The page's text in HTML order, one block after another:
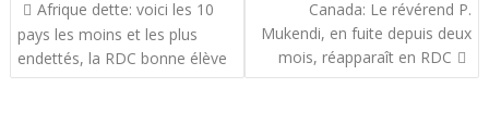
de
l’article
Afrique dette: voici les 10
pays les moins et les plus
endettés, la RDC bonne élève
Canada: Le révérend P.
Mukendi, en fuite depuis deux
mois, réapparaît en RDC